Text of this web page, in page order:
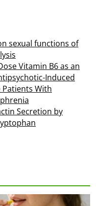
sexual functions of
Vitamin B6 as an
Induced
With
Secretion by